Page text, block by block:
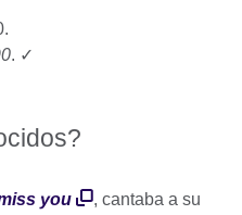
. ✓
you
, cantaba a su